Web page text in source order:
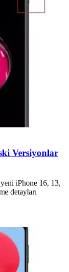
Versiyonlar
iPhone 16, 13,
detayları